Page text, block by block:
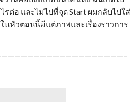
รต่อ และไม่ไปที่จุด Start ผมกลับไปใส่
นหัวตอนนี้มีแต่ภาพและเรื่องราวการ